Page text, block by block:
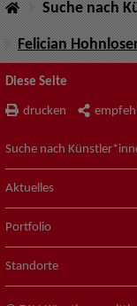
Suche nach
Felician
Diese Seite
drucken
Suche nach
Aktuelles
Portfolio
Standorte